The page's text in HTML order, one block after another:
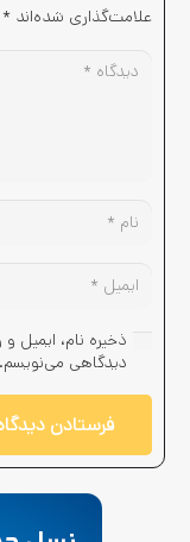
علامت‌گذاری شده‌اند *
ذخیره نام، ایمیل
دیدگاهی می‌نویسم.
فرستادن